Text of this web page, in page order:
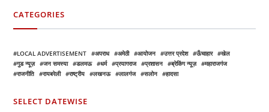
CATEGORIES
LOCAL ADVERTISEMENT अपराध अमेठी आयोजन उत्तर प्रदेश ऊँचाहार
खेल
गुड न्यूज़
जन समस्या डलमऊ धर्म प्रयागराज प्रशासन ब्रेकिंग न्यूज़
महाराजगंज
राजनीति
रायबरेली राष्ट्रीय लखनऊ लालगंज सलोन हादसा
SELECT DATEWISE